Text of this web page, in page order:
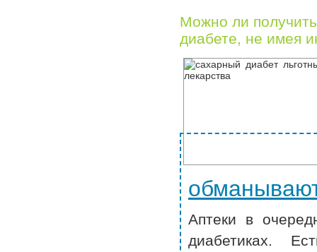
Можно ли
диабете, не имея
Аптеки в
диабетиках.